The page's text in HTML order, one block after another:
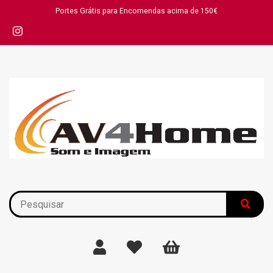
Portes Grátis para Encomendas acima de 150€